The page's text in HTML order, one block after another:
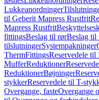
Lukkeanordninger
til Geberit Mapress Rustfrit
Mapress Rustfrit
fittingsBeslag til rørBeslag til
tilslutningerSystempakninger
ThermFittingsReservedele til
MufferReduktioner
ReduktionerBøjninger
stykkerReservedele til T-
Overgange, fasteOvergange